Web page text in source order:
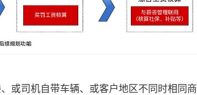
或司机自带车辆、或客户地区不同时相同商